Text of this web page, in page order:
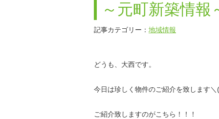
～元町新築情報
記事カテゴリー： 地域情報
どうも、大西です。
今日は珍しく物件のご紹介を致します
ご紹介致しますのがこちら！！！